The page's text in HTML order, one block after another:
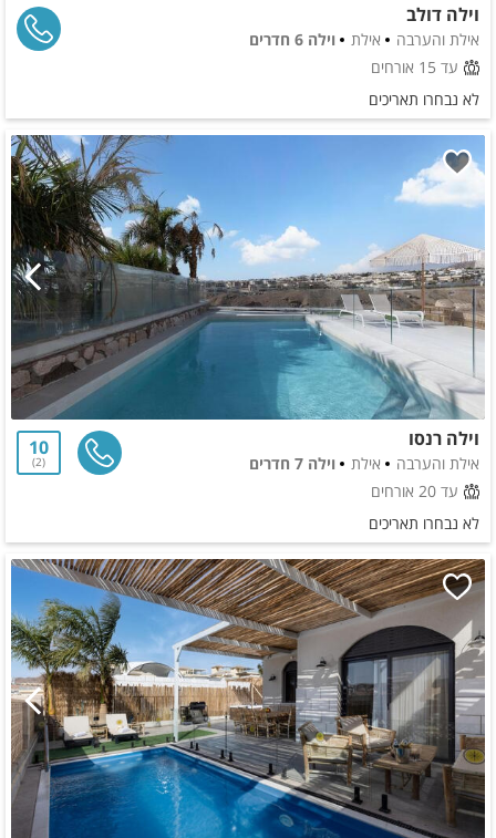
וילה דולב
אילת והערבה אילת
וילה 6 חדרים
עד 15 אורחים
לא נבחרו תאריכים
וילה רנסו
אילת והערבה אילת
וילה 7 חדרים
עד 20 אורחים
10
2
לא נבחרו תאריכים